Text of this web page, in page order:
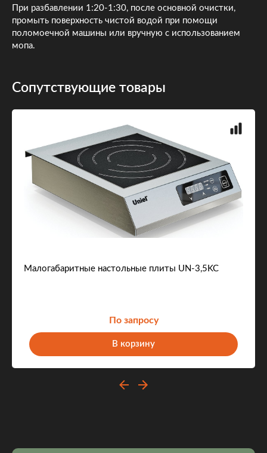
При разбавлении 1:20-1:30, после основной очистки,
промыть поверхность чистой водой при помощи
поломоечной машины или вручную с использованием
мопа.
Сопутствующие товары
Малогабаритные настольные плиты UN-3,5KC
По запросу
В корзину